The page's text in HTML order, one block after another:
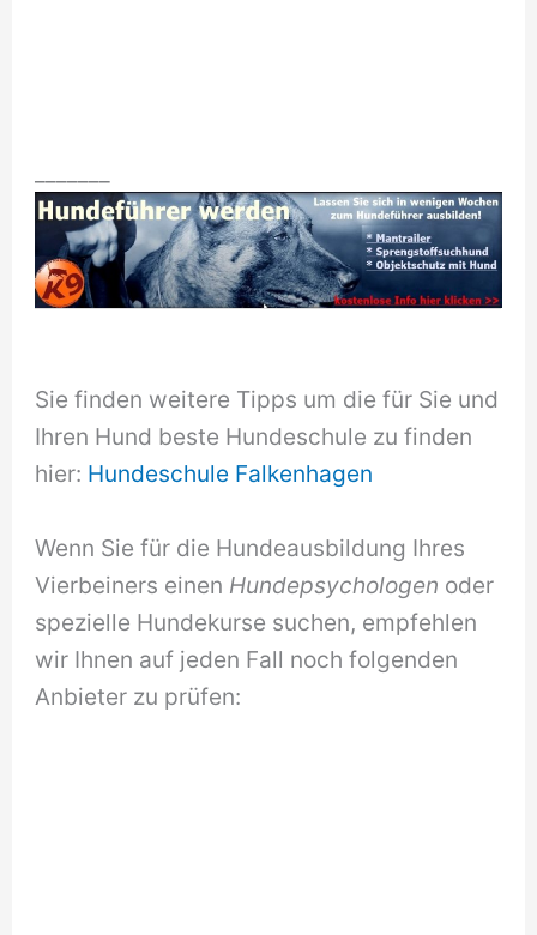
Sie finden weitere Tipps um die für Sie und
Ihren Hund beste Hundeschule zu finden
hier: Hundeschule Falkenhagen
Wenn Sie für die Hundeausbildung Ihres
Vierbeiners einen Hundepsychologen oder
spezielle Hundekurse suchen, empfehlen
wir Ihnen auf jeden Fall noch folgenden
Anbieter zu prüfen: